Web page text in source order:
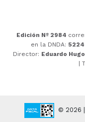
Edición Nº 2984
en la DNDA:
Director: Eduardo
|
© 2026 |